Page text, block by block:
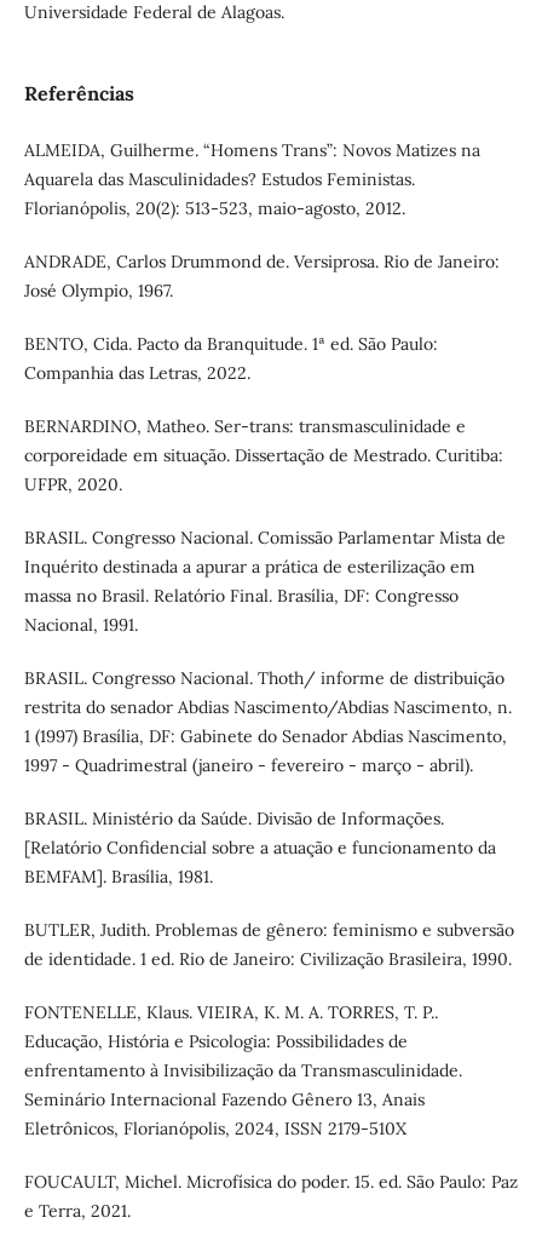
Universidade Federal de Alagoas.
Referências
ALMEIDA, Guilherme. “Homens Trans”: Novos Matizes na
Aquarela das Masculinidades? Estudos Feministas.
Florianópolis, 20(2): 513-523, maio-agosto, 2012.
ANDRADE, Carlos Drummond de. Versiprosa. Rio de Janeiro:
José Olympio, 1967.
BENTO, Cida. Pacto da Branquitude. 1ª ed. São Paulo:
Companhia das Letras, 2022.
BERNARDINO, Matheo. Ser-trans: transmasculinidade e
corporeidade em situação. Dissertação de Mestrado. Curitiba:
UFPR, 2020.
BRASIL. Congresso Nacional. Comissão Parlamentar Mista de
Inquérito destinada a apurar a prática de esterilização em
massa no Brasil. Relatório Final. Brasília, DF: Congresso
Nacional, 1991.
BRASIL. Congresso Nacional. Thoth/ informe de distribuição
restrita do senador Abdias Nascimento/Abdias Nascimento, n.
1 (1997) Brasília, DF: Gabinete do Senador Abdias Nascimento,
1997 - Quadrimestral (janeiro - fevereiro - março - abril).
BRASIL. Ministério da Saúde. Divisão de Informações.
[Relatório Confidencial sobre a atuação e funcionamento da
BEMFAM]. Brasília, 1981.
BUTLER, Judith. Problemas de gênero: feminismo e subversão
de identidade. 1 ed. Rio de Janeiro: Civilização Brasileira, 1990.
FONTENELLE, Klaus. VIEIRA, K. M. A. TORRES, T. P..
Educação, História e Psicologia: Possibilidades de
enfrentamento à Invisibilização da Transmasculinidade.
Seminário Internacional Fazendo Gênero 13, Anais
Eletrônicos, Florianópolis, 2024, ISSN 2179-510X
FOUCAULT, Michel. Microfísica do poder. 15. ed. São Paulo: Paz
e Terra, 2021.